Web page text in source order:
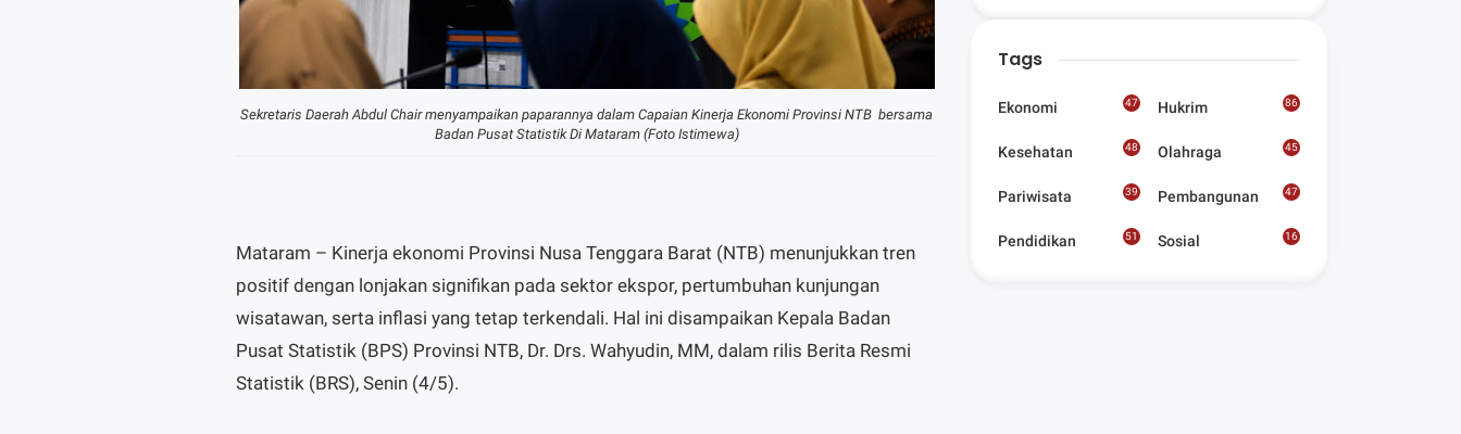
Sekretaris Daerah Abdul Chair menyampaikan paparannya dalam Capaian Kinerja Ekonomi Provinsi NTB bersama
Badan Pusat Statistik Di Mataram (Foto Istimewa)
Mataram – Kinerja ekonomi Provinsi Nusa Tenggara Barat (NTB) menunjukkan tren
positif dengan lonjakan signifikan pada sektor ekspor, pertumbuhan kunjungan
wisatawan, serta inflasi yang tetap terkendali. Hal ini disampaikan Kepala Badan
Pusat Statistik (BPS) Provinsi NTB, Dr. Drs. Wahyudin, MM, dalam rilis Berita Resmi
Statistik (BRS), Senin (4/5).
Seniman Di Lombok
Tags
Ekonomi 47 Hukrim 86
Kesehatan 48 Olahraga 45
Pariwisata 39 Pembangunan 47
Pendidikan 51 Sosial
16